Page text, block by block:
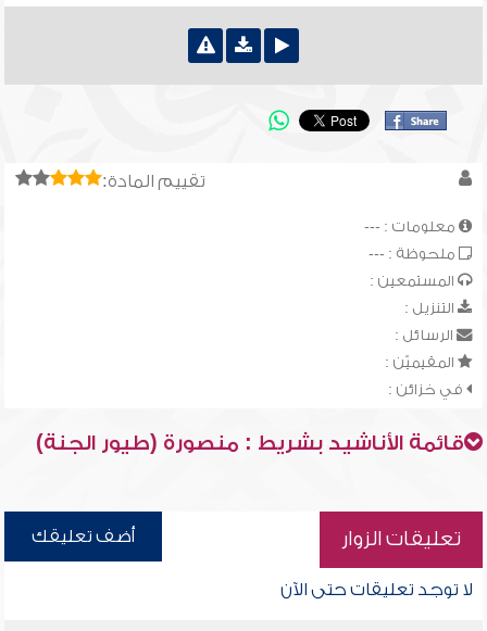
تقييم المادة:
معلومات : ---
ملحوظة : ---
المستمعين :
التنزيل :
الرسائل :
المقيميّن :
في خزائن :
قائمة الأناشيد بشريط : منصورة (طيور الجنة)
تعليقات الزوار أضف تعليقك
لا توجد تعليقات حتى الآن